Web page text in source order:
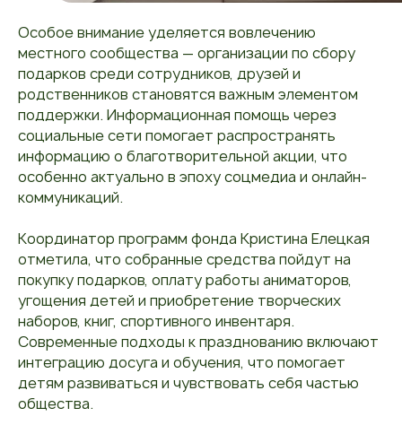
Особое внимание уделяется вовлечению
местного сообщества — организации по сбору
подарков среди сотрудников, друзей и
родственников становятся важным элементом
поддержки. Информационная помощь через
социальные сети помогает распространять
информацию о благотворительной акции, что
особенно актуально в эпоху соцмедиа и онлайн-
коммуникаций.
Координатор программ фонда Кристина Елецкая
отметила, что собранные средства пойдут на
покупку подарков, оплату работы аниматоров,
угощения детей и приобретение творческих
наборов, книг, спортивного инвентаря.
Современные подходы к празднованию включают
интеграцию досуга и обучения, что помогает
детям развиваться и чувствовать себя частью
общества.